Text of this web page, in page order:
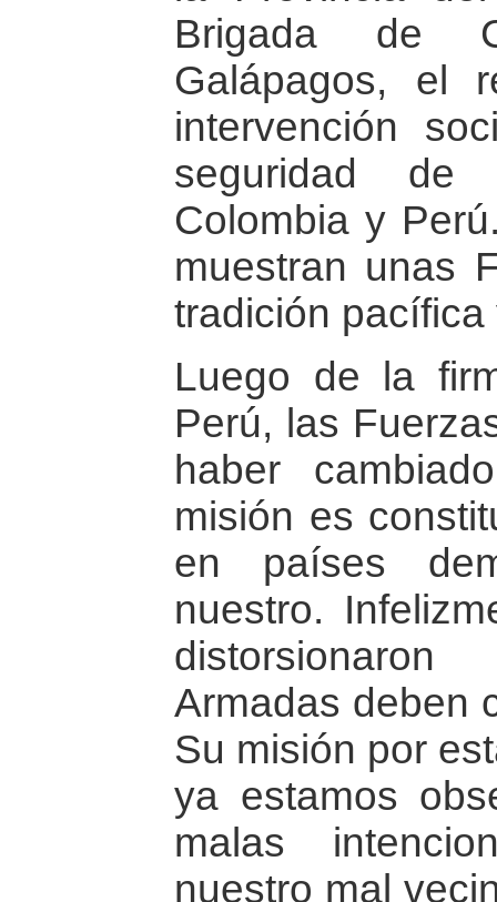
Brigada de
Galápagos, el
intervención
seguridad
Colombia y
muestran unas
tradición
Luego de la
Perú, las
haber
misión es
en países
nuestro.
Armadas deben
Su misión por
ya estamos
malas
nuestro mal